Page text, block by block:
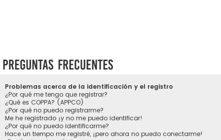
Preguntas Frecuentes
Problemas acerca de la identificación y el registro
¿Por qué me tengo que registrar?
¿Qué es COPPA? (APPCO)
¿Por qué no puedo registrarme?
Me he registrado ¡y no me puedo identificar!
¿Por qué no puedo identificarme?
Hace un tiempo me registré, ¡pero ahora no puedo conectarme!